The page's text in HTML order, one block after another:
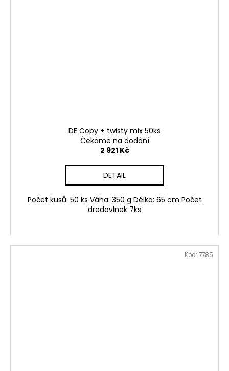
DE Copy + twisty mix 50ks
Čekáme na dodání
2 921 Kč
DETAIL
Počet kusů: 50 ks Váha: 350 g Délka: 65 cm Počet
dredovlnek 7ks
Kód: 7785